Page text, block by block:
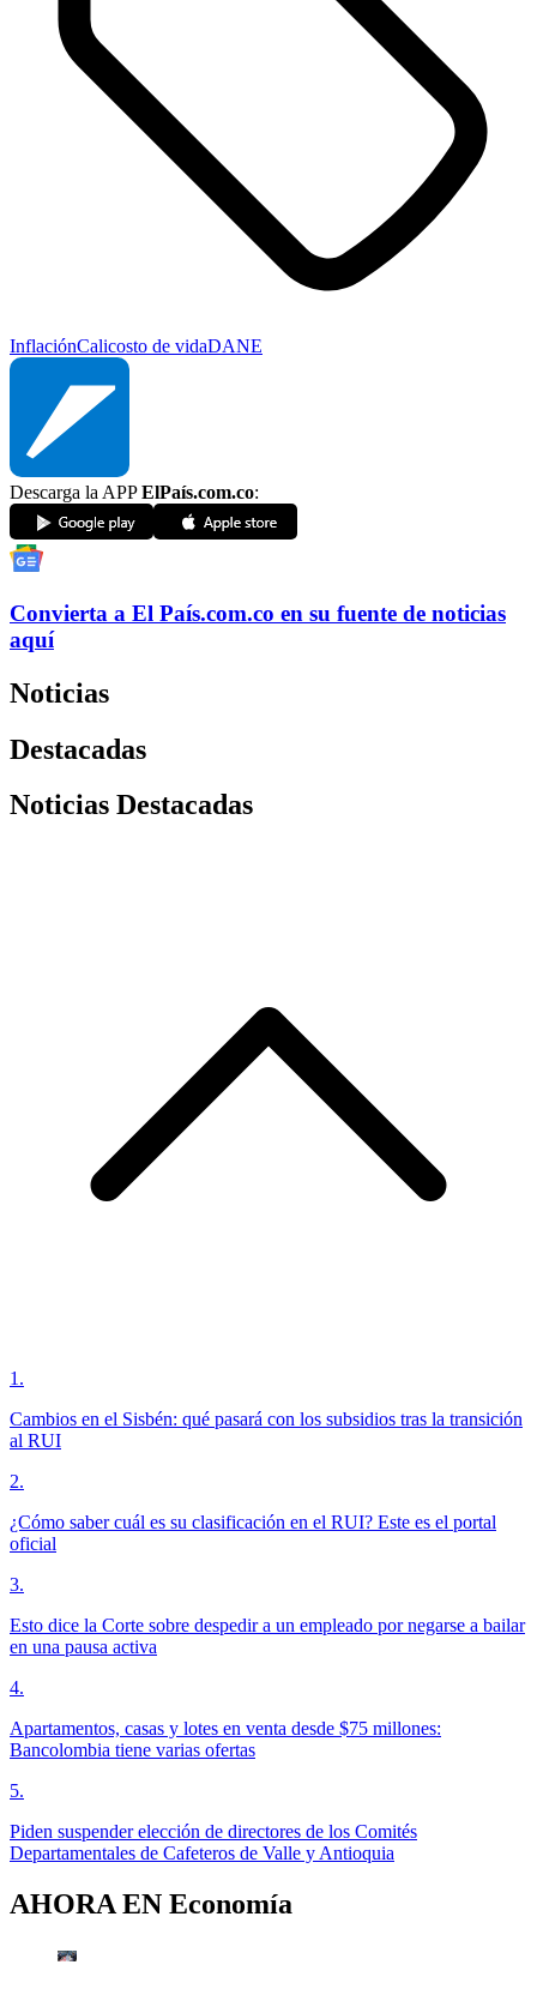
InflaciónCalicosto de vidaDANE
Descarga la APPElPaís.com.co:
Convierta a El País.com.co en su fuente de noticias
aquí
Noticias
Destacadas
Noticias Destacadas
1 .
Cambios en el Sisbén: qué pasará con los subsidios tras la transición
al RUI
2.
¿Cómo saber cuál es su clasificación en el RUI? Este es el portal
oficial
3.
Esto dice la Corte sobre despedir a un empleado por negarse a bailar
en una pausa activa
4.
Apartamentos, casas y lotes en venta desde $75 millones:
Bancolombia tiene varias ofertas
5.
Piden suspender elección de directores de los Comités
Departamentales de Cafeteros de Valle y Antioquia
AHORA EN Economía